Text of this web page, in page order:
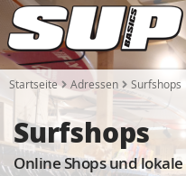
Startseite Adressen Surfshops
Surfshops
Online Shops und